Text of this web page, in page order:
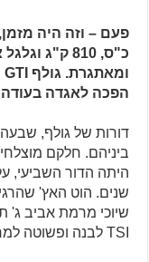
כ"ס, 810 ק"ג
הפכה לאגדה בעודה
ביניהם. חלקם
היתה הדור השביעי,
שנים. הוט האץ'
שיוכי מרמת אביב ג'
TSI לבנה ופשוטה למראה…